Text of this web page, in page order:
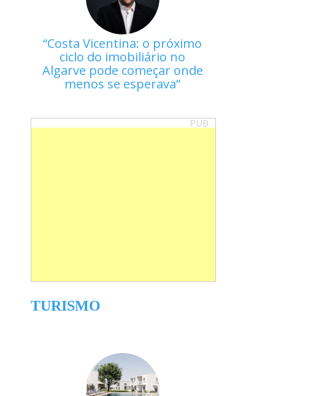
Costa Vicentina: o próximo
ciclo do imobiliário no
Algarve pode começar onde
menos se esperava
PUB
TURISMO